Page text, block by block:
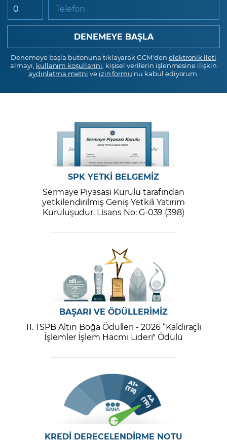
Telefon
Denemeye başla butonuna tıklayarak GCM'den elektronik ileti
almayı, kullanım koşullarını , kişisel verilerin işlenmesine ilişkin
aydınlatma metni ve izin formu'nu kabul ediyorum.
SPK YETKİ BELGEMİZ
Sermaye Piyasası Kurulu tarafından
yetkilendirilmiş Geniş Yetkili Yatırım
Kuruluşudur. Lisans No: G-039 (398)
BAŞARI VE ÖDÜLLERİMİZ
11. TSPB Altın Boğa Ödülleri - 2026 “Kaldıraçlı
İşlemler İşlem Hacmi Lideri" Ödülü
KREDİ DERECELENDİRME NOTU